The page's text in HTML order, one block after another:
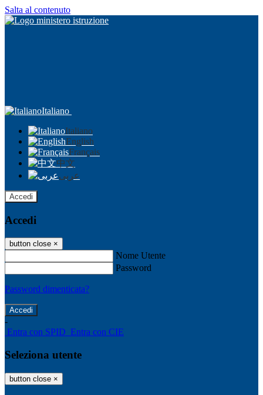
Salta al contenuto
Italiano
Italiano
English
Français
中文
عربى
Accedi
Accedi
button close ×
Nome Utente
Password
Password dimenticata?
-
Entra con SPID Entra con CIE
Seleziona utente
button close ×